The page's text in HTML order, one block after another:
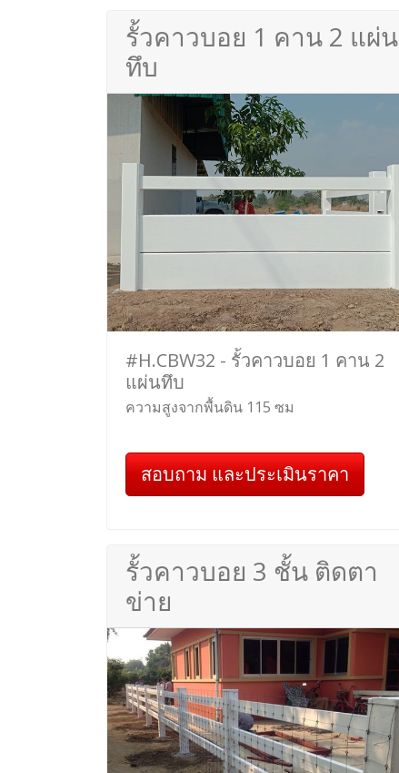
รั้วคาวบอย 1 คาน 2 แผ่น
ทึบ
#H.CBW32 - รั้วคาวบอย 1 คาน 2
แผ่นทึบ
ความสูงจากพื้นดิน 115 ซม
สอบถาม และประเมินราคา
รั้วคาวบอย 3 ชั้น ติดตา
ข่าย